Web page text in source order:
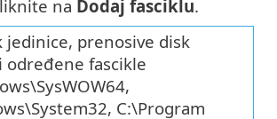
na Dodaj fasciklu.
jedinice, prenosive disk
određene fascikle
C:\Program